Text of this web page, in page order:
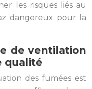
les risques liés au
dangereux pour la
de ventilation
qualité
des fumées est